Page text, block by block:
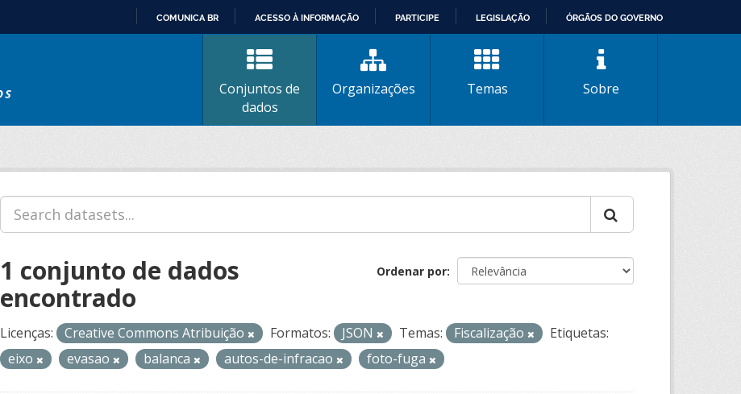
CONTEÚDO
COMUNICA BR ACESSO À INFORMAÇÃO PARTICIPE LEGISLAÇÃO ÓRGÃOS DO GOVERNO
Conjuntos de
dados
Organizações Temas Sobre
Ordenar por
1 conjunto de dados
encontrado
Licenças: Creative Commons Atribuição Formatos: JSON Temas: Fiscalização
Etiquetas:
eixo
evasao balanca autos-de-infracao foto-fuga